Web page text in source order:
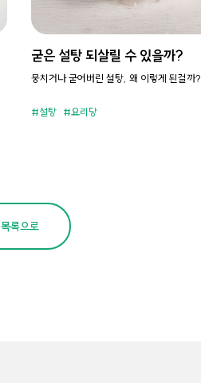
굳은 설탕 되살릴 수 있을까?
뭉치거나 굳어버린 설탕, 왜 이렇게 된걸까?
설탕 요리당
목록으로